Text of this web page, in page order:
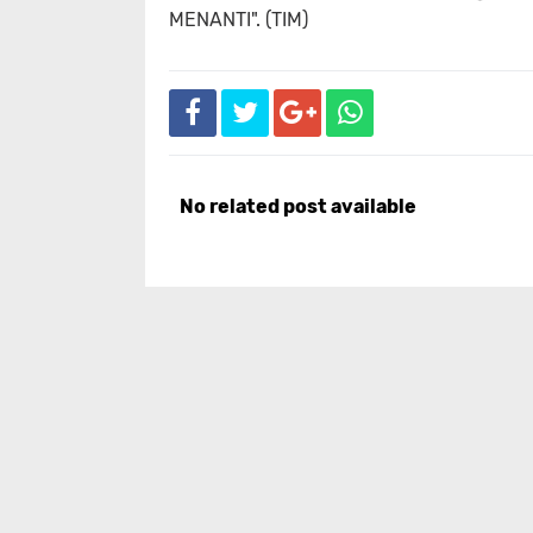
MENANTI". (TIM)
No related post available